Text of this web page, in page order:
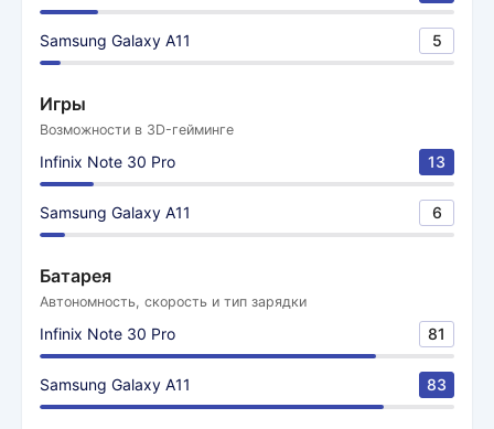
Samsung Galaxy A11 5
Игры
Возможности в 3D-гейминге
Infinix Note 30 Pro 13
Samsung Galaxy A11 6
Батарея
Автономность, скорость и тип зарядки
Infinix Note 30 Pro 81
Samsung Galaxy A11 83